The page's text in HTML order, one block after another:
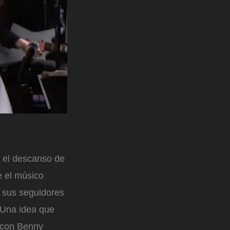
descanso de
el músico
seguidores
idea que
con Benny